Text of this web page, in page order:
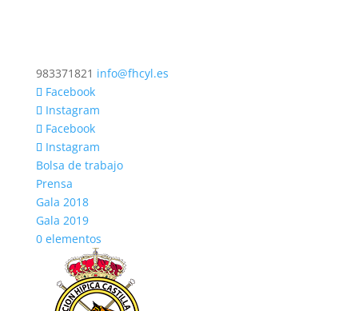
983371821 info@fhcyl.es
Facebook
Instagram
Facebook
Instagram
Bolsa de trabajo
Prensa
Gala 2018
Gala 2019
0 elementos